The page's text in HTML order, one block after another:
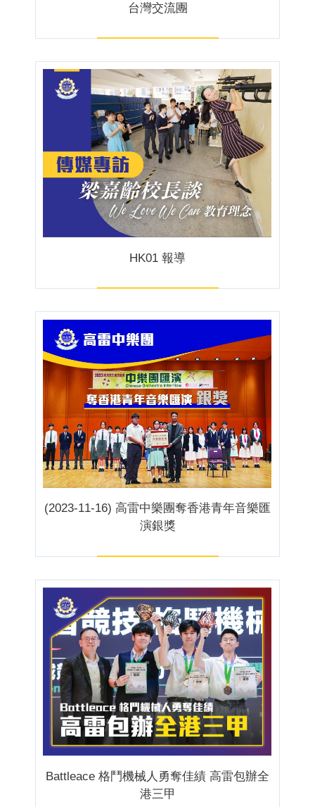
台灣交流團
HK01 報導
(2023-11-16) 高雷中樂團奪香港青年音樂匯
演銀獎
Battleace 格鬥機械人勇奪佳績 高雷包辦全
港三甲